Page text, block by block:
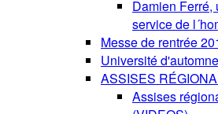
Damien Ferré,
service de
Messe de rentrée
Université
ASSISES
Assises